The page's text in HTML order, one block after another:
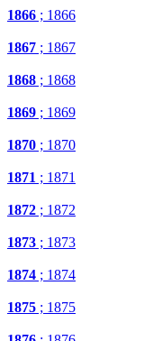
1866 ; 1866
1867 ; 1867
1868 ; 1868
1869 ; 1869
1870 ; 1870
1871 ; 1871
1872 ; 1872
1873 ; 1873
1874 ; 1874
1875 ; 1875